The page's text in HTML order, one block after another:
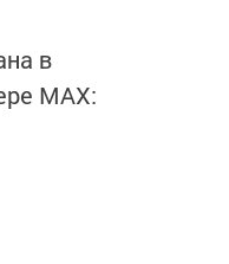
в
MАХ: